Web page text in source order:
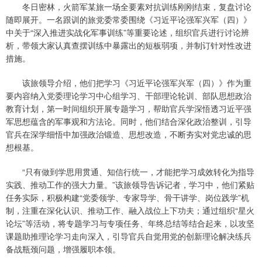
冬日密林，火箭军某旅一场全要素对抗训练刚刚结束，复盘讨论
随即展开。一名跟训的旅党委常委围绕《习近平论强军兴军（四）》
中关于“深入推进实战化军事训练”等重要论述，组织官兵进行讨论辨
析，带领大家认真查摆训练中暴露出的短板弱项，并制订针对性改进
措施。
该旅领导介绍，他们把学习《习近平论强军兴军（四）》作为重
要内容纳入党委理论学习中心组学习、干部理论轮训、部队思想政治
教育计划，第一时间组织开展专题学习，帮助官兵学深悟透习近平强
军思想蕴含的军事观和方法论。同时，他们结合深化政治整训，引导
官兵在深学细悟中加强政治锻造、思想改造，不断夯实对党忠诚的思
想根基。
“只有做到学思用贯通、知信行统一，才能把学习成效转化为指导
实践、推动工作的强大力量。”该旅领导告诉记者，学习中，他们紧贴
任务实际，积极构建“党委领学、专家导学、骨干讲学、岗位践学”机
制，注重在深化认识、推动工作、融入战位上下功夫；通过组织“星火
论坛”等活动，将专题学习与专项任务、年终总结等结合起来，以攻坚
课题助推理论学习走向深入，引导官兵自觉用党的创新理论解决练兵
备战瓶颈问题，增强履职本领。